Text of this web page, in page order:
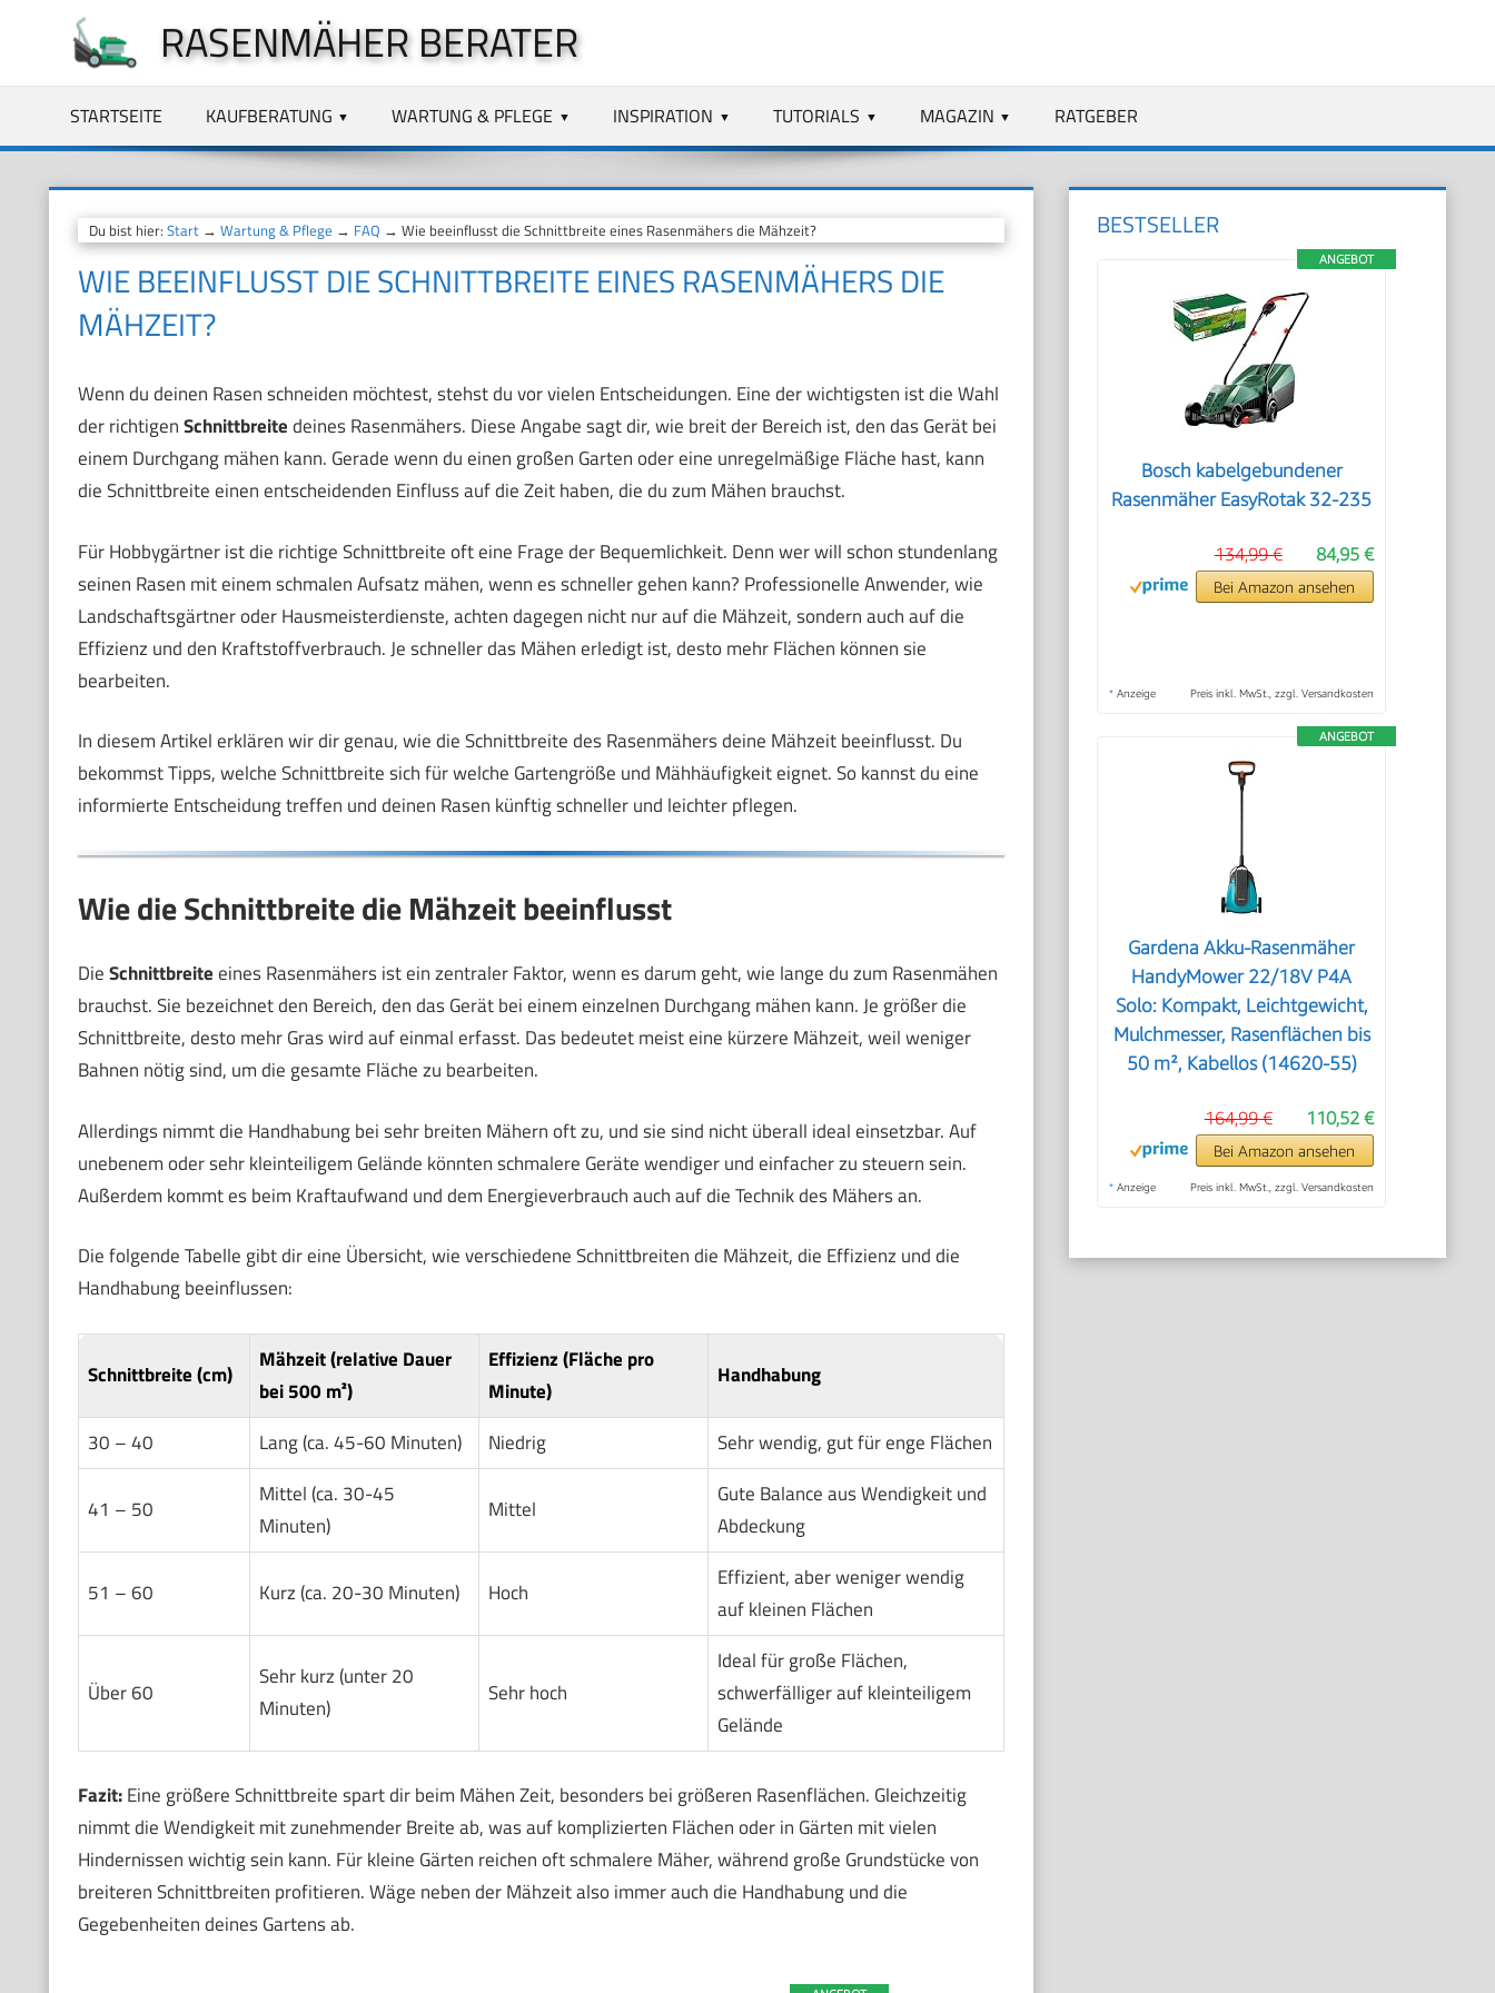
springen
RASENMÄHER BERATER
STARTSEITE KAUFBERATUNG WARTUNG & PFLEGE INSPIRATION TUTORIALS MAGAZIN RATGEBER
Du bist hier: Start→ Wartung & Pflege → FAQ → Wie beeinflusst die Schnittbreite eines Rasenmähers die Mähzeit?
WIE BEEINFLUSST DIE SCHNITTBREITE EINES RASENMÄHERS DIE
MÄHZEIT?
Wenn du deinen Rasen schneiden möchtest, stehst du vor vielen Entscheidungen. Eine der wichtigsten ist die Wahl
der richtigenSchnittbreitedeines Rasenmähers. Diese Angabe sagt dir, wie breit der Bereich ist, den das Gerät bei
einem Durchgang mähen kann. Gerade wenn du einen großen Garten oder eine unregelmäßige Fläche hast, kann
die Schnittbreite einen entscheidenden Einfluss auf die Zeit haben, die du zum Mähen brauchst.
Für Hobbygärtner ist die richtige Schnittbreite oft eine Frage der Bequemlichkeit. Denn wer will schon stundenlang
seinen Rasen mit einem schmalen Aufsatz mähen, wenn es schneller gehen kann? Professionelle Anwender, wie
Landschaftsgärtner oder Hausmeisterdienste, achten dagegen nicht nur auf die Mähzeit, sondern auch auf die
Effizienz und den Kraftstoffverbrauch. Je schneller das Mähen erledigt ist, desto mehr Flächen können sie
bearbeiten.
In diesem Artikel erklären wir dir genau, wie die Schnittbreite des Rasenmähers deine Mähzeit beeinflusst. Du
bekommst Tipps, welche Schnittbreite sich für welche Gartengröße und Mähhäufigkeit eignet. So kannst du eine
informierte Entscheidung treffen und deinen Rasen künftig schneller und leichter pflegen.
Wie die Schnittbreite die Mähzeit beeinflusst
DieSchnittbreiteeines Rasenmähers ist ein zentraler Faktor, wenn es darum geht, wie lange du zum Rasenmähen
brauchst. Sie bezeichnet den Bereich, den das Gerät bei einem einzelnen Durchgang mähen kann. Je größer die
Schnittbreite, desto mehr Gras wird auf einmal erfasst. Das bedeutet meist eine kürzere Mähzeit, weil weniger
Bahnen nötig sind, um die gesamte Fläche zu bearbeiten.
Allerdings nimmt die Handhabung bei sehr breiten Mähern oft zu, und sie sind nicht überall ideal einsetzbar. Auf
unebenem oder sehr kleinteiligem Gelände könnten schmalere Geräte wendiger und einfacher zu steuern sein.
Außerdem kommt es beim Kraftaufwand und dem Energieverbrauch auch auf die Technik des Mähers an.
Die folgende Tabelle gibt dir eine Übersicht, wie verschiedene Schnittbreiten die Mähzeit, die Effizienz und die
Handhabung beeinflussen:
Schnittbreite (cm)
Mähzeit (relative Dauer
bei 500 m²)
Effizienz (Fläche pro
Minute)
Handhabung
30 – 40 Lang (ca. 45-60 Minuten) Niedrig Sehr wendig, gut für enge Flächen
41 – 50
Mittel (ca. 30-45
Minuten)
Mittel
Gute Balance aus Wendigkeit und
Abdeckung
51 – 60 Kurz (ca. 20-30 Minuten) Hoch
Effizient, aber weniger wendig
auf kleinen Flächen
Über 60
Sehr kurz (unter 20
Minuten)
Sehr hoch
Ideal für große Flächen,
schwerfälliger auf kleinteiligem
Gelände
Fazit:Eine größere Schnittbreite spart dir beim Mähen Zeit, besonders bei größeren Rasenflächen. Gleichzeitig
nimmt die Wendigkeit mit zunehmender Breite ab, was auf komplizierten Flächen oder in Gärten mit vielen
Hindernissen wichtig sein kann. Für kleine Gärten reichen oft schmalere Mäher, während große Grundstücke von
breiteren Schnittbreiten profitieren. Wäge neben der Mähzeit also immer auch die Handhabung und die
Gegebenheiten deines Gartens ab.
BESTSELLER
ANGEBOT
Bosch kabelgebundener
Rasenmäher EasyRotak 32-235
84,95 €
134,99 €
Bei Amazon ansehen
* Anzeige Preis inkl. MwSt., zzgl. Versandkosten
ANGEBOT
Gardena Akku-Rasenmäher
HandyMower 22/18V P4A
Solo: Kompakt, Leichtgewicht,
Mulchmesser, Rasenflächen bis
50 m², Kabellos (14620-55)
110,52 €
164,99 €
Bei Amazon ansehen
* Anzeige Preis inkl. MwSt., zzgl. Versandkosten